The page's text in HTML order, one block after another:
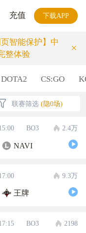
充值 下载APP
智能保护】中
整体验
×
DOTA2 CS:GO
联赛筛选 (隐0场)
BO3 2.4万
NAVI
9.3万
王牌
BO3 2198